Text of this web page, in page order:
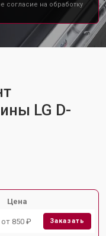
согласие на обработку
LG D-
Цена
от 850 ₽ Заказать